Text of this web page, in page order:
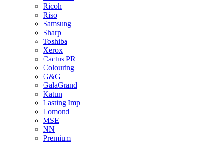
Ricoh
Riso
Samsung
Sharp
Toshiba
Xerox
Cactus PR
Colouring
G&G
GalaGrand
Katun
Lasting Imp
Lomond
MSE
NN
Premium